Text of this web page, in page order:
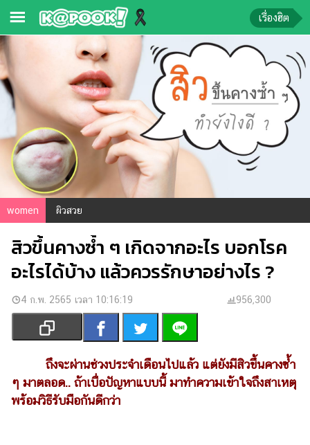
ความ
รู้
ข่าว
ข่าว
บันเทิง
ตรวจ
หวย
ผล
บอล
สด
การ
เงิน
การ
ศึกษา
บันเทิง
เรื่องฮิต
women ผิวสวย
สิวขึ้นคางซ้ำ ๆ เกิดจากอะไร บอกโรค
อะไรได้บ้าง แล้วควรรักษาอย่างไร ?
4 ก.พ. 2565 เวลา 10:16:19 956,300
ถึงจะผ่านช่วงประจำเดือนไปแล้ว แต่ยังมีสิวขึ้นคางซ้ำ
ๆ มาตลอด.. ถ้าเบื่อปัญหาแบบนี้ มาทำความเข้าใจถึงสาเหตุ
พร้อมวิธีรับมือกันดีกว่า